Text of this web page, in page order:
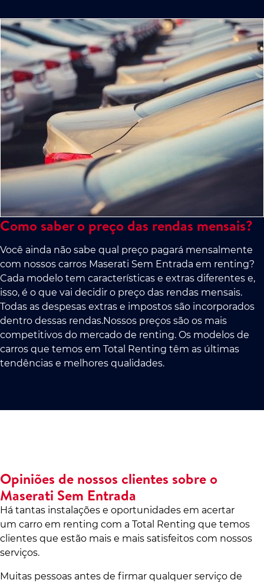
Como saber o preço das rendas mensais?
Você ainda não sabe qual preço pagará mensalmente
com nossos carros Maserati Sem Entrada em renting?
Cada modelo tem características e extras diferentes e,
isso, é o que vai decidir o preço das rendas mensais.
Todas as despesas extras e impostos são incorporados
dentro dessas rendas.Nossos preços são os mais
competitivos do mercado de renting. Os modelos de
carros que temos em Total Renting têm as últimas
tendências e melhores qualidades.
Opiniões de nossos clientes sobre o
Maserati Sem Entrada
Há tantas instalações e oportunidades em acertar
um carro em renting com a Total Renting que temos
clientes que estão mais e mais satisfeitos com nossos
serviços.
Muitas pessoas antes de firmar qualquer serviço de